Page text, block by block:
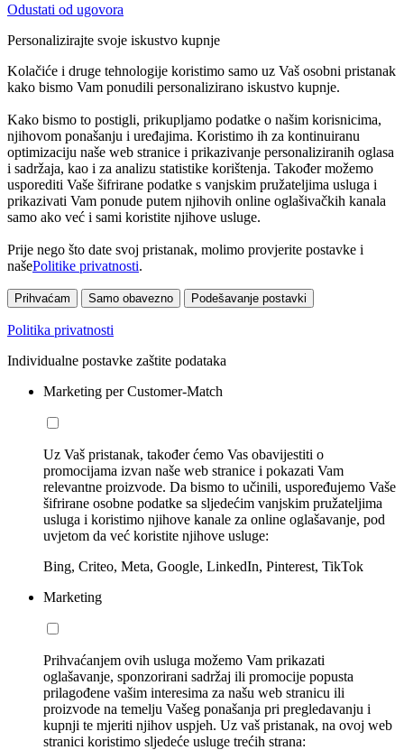
Odustati od ugovora
Personalizirajte svoje iskustvo kupnje
Kolačiće i druge tehnologije koristimo samo uz Vaš osobni pristanak
kako bismo Vam ponudili personalizirano iskustvo kupnje.
Kako bismo to postigli, prikupljamo podatke o našim korisnicima,
njihovom ponašanju i uređajima. Koristimo ih za kontinuiranu
optimizaciju naše web stranice i prikazivanje personaliziranih oglasa
i sadržaja, kao i za analizu statistike korištenja. Također možemo
usporediti Vaše šifrirane podatke s vanjskim pružateljima usluga i
prikazivati Vam ponude putem njihovih online oglašivačkih kanala
samo ako već i sami koristite njihove usluge.
Prije nego što date svoj pristanak, molimo provjerite postavke i
našePolitike privatnosti.
Prihvaćam Samo obavezno Podešavanje postavki
Politika privatnosti
Individualne postavke zaštite podataka
Marketing per Customer-Match
Uz Vaš pristanak, također ćemo Vas obavijestiti o
promocijama izvan naše web stranice i pokazati Vam
relevantne proizvode. Da bismo to učinili, uspoređujemo Vaše
šifrirane osobne podatke sa sljedećim vanjskim pružateljima
usluga i koristimo njihove kanale za online oglašavanje, pod
uvjetom da već koristite njihove usluge:
Bing, Criteo, Meta, Google, LinkedIn, Pinterest, TikTok
Marketing
Prihvaćanjem ovih usluga možemo Vam prikazati
oglašavanje, sponzorirani sadržaj ili promocije popusta
prilagođene vašim interesima za našu web stranicu ili
proizvode na temelju Vašeg ponašanja pri pregledavanju i
kupnji te mjeriti njihov uspjeh. Uz vaš pristanak, na ovoj web
stranici koristimo sljedeće usluge trećih strana: